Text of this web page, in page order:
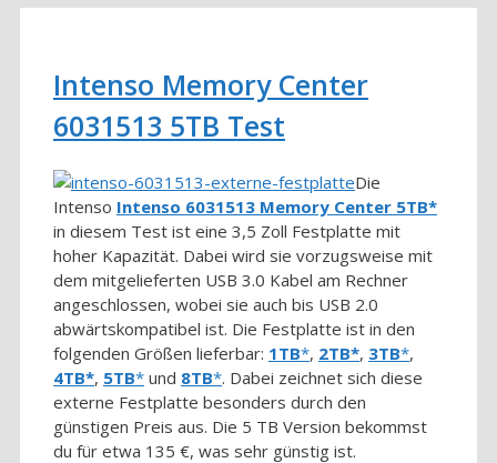
Intenso Memory Center
6031513 5TB Test
Die
Intenso Intenso 6031513 Memory Center 5TB
in diesem Test ist eine 3,5 Zoll Festplatte mit
hoher Kapazität. Dabei wird sie vorzugsweise mit
dem mitgelieferten USB 3.0 Kabel am Rechner
angeschlossen, wobei sie auch bis USB 2.0
abwärtskompatibel ist. Die Festplatte ist in den
folgenden Größen lieferbar: 1TB , 2TB , 3TB ,
4TB , 5TB und 8TB . Dabei zeichnet sich diese
externe Festplatte besonders durch den
günstigen Preis aus. Die 5 TB Version bekommst
du für etwa 135 €, was sehr günstig ist.